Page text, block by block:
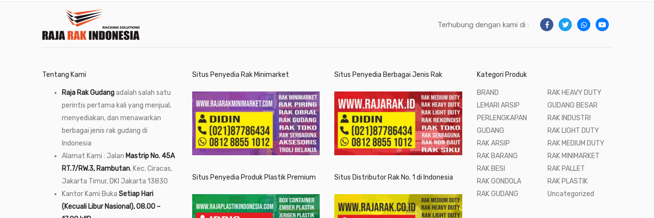
Terhubung dengan kami di :
Tentang Kami
Raja Rak Gudangadalah salah satu
perintis pertama kali yang menjual,
menyediakan, dan menawarkan
berbagai jenis rak gudang di
Indonesia
Alamat Kami : Jalan Mastrip No. 45A
RT.7/RW.3, Rambutan, Kec. Ciracas,
Jakarta Timur, DKI Jakarta 13830
Kantor Kami Buka Setiap Hari
(Kecuali Libur Nasional), 08.00 –
Situs Penyedia Rak Minimarket
Situs Penyedia Produk Plastik Premium
Situs Penyedia Berbagai Jenis Rak
Situs Distributor Rak No. 1 di Indonesia
Kategori Produk
BRAND
LEMARI ARSIP
PERLENGKAPAN
GUDANG
RAK ARSIP
RAK BARANG
RAK BESI
RAK GONDOLA
RAK GUDANG
RAK HEAVY DUTY
GUDANG BESAR
RAK INDUSTRI
RAK LIGHT DUTY
RAK MEDIUM DUTY
RAK MINIMARKET
RAK PALLET
RAK PLASTIK
Uncategorized